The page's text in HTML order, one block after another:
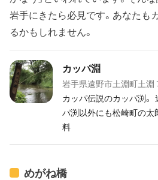
岩手にきたら必見です。あなたも
るかもしれません。
カッパ淵
岩手県遠野市土淵町土淵
カッパ伝説のカッパ渕。
パ渕以外にも松崎町の太
料
めがね橋